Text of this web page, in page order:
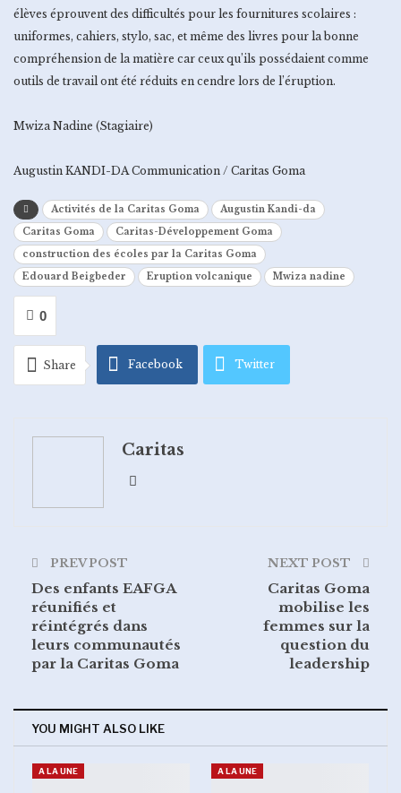
élèves éprouvent des difficultés pour les fournitures scolaires :
uniformes, cahiers, stylo, sac, et même des livres pour la bonne
compréhension de la matière car ceux qu’ils possédaient comme
outils de travail ont été réduits en cendre lors de l’éruption.
Mwiza Nadine (Stagiaire)
Augustin KANDI-DA Communication / Caritas Goma
Activités de la Caritas Goma
Augustin Kandi-da
Caritas Goma
Caritas-Développement Goma
construction des écoles par la Caritas Goma
Edouard Beigbeder
Eruption volcanique Mwiza nadine
0
Share Facebook Twitter
Pinterest
Caritas
PREV POST
Des enfants EAFGA
réunifiés et
réintégrés dans
leurs communautés
par la Caritas Goma
NEXT POST
Caritas Goma
mobilise les
femmes sur la
question du
leadership
YOU MIGHT ALSO LIKE
A LA UNE A LA UNE